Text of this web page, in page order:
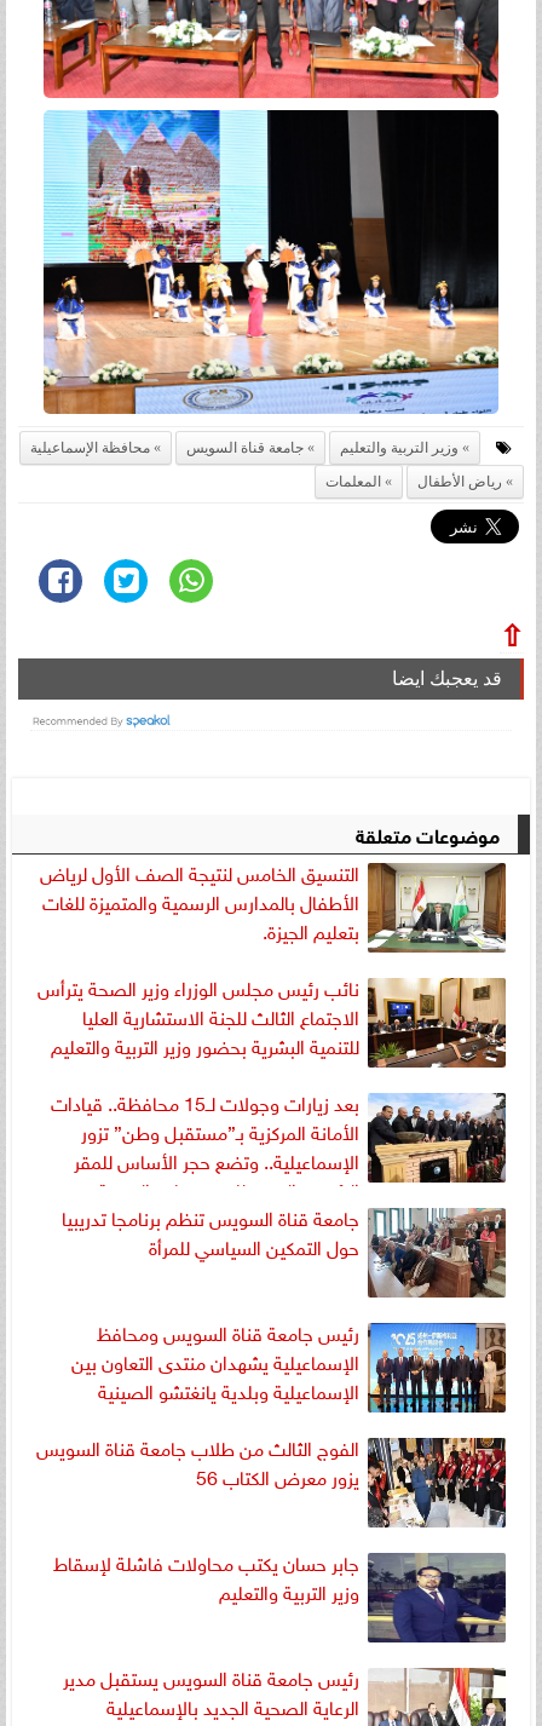
وزير التربية والتعليم جامعة قناة السويس
محافظة الإسماعيلية
رياض الأطفال
المعلمات
⇧
قد يعجبك ايضا
موضوعات متعلقة
التنسيق الخامس لنتيجة الصف الأول لرياض
الأطفال بالمدارس الرسمية والمتميزة للغات
بتعليم الجيزة.
نائب رئيس مجلس الوزراء وزير الصحة يترأس
الاجتماع الثالث للجنة الاستشارية العليا
للتنمية البشرية بحضور وزير التربية والتعليم
بعد زيارات وجولات لــ15 محافظة.. قيادات
الأمانة المركزية بـ”مستقبل وطن” تزور
الإسماعيلية.. وتضع حجر الأساس للمقر
الرئيسي الجديد للحزب بقلب المدينة
جامعة قناة السويس تنظم برنامجا تدريبيا
حول التمكين السياسي للمرأة
رئيس جامعة قناة السويس ومحافظ
الإسماعيلية يشهدان منتدى التعاون بين
الإسماعيلية وبلدية يانغتشو الصينية
الفوج الثالث من طلاب جامعة قناة السويس
يزور معرض الكتاب 56
جابر حسان يكتب محاولات فاشلة لإسقاط
وزير التربية والتعليم
رئيس جامعة قناة السويس يستقبل مدير
الرعاية الصحية الجديد بالإسماعيلية